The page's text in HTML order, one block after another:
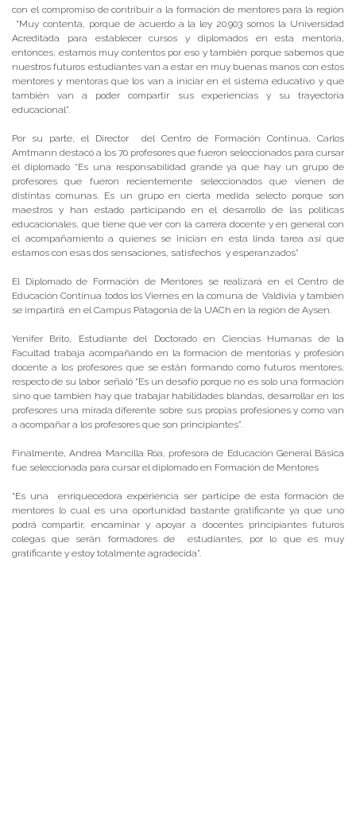
con el compromiso de contribuir a la formación de mentores para la región
“Muy contenta, porque de acuerdo a la ley 20.903 somos la Universidad
Acreditada para establecer cursos y diplomados en esta mentoria,
entonces, estamos muy contentos por eso y también porque sabemos que
nuestros futuros estudiantes van a estar en muy buenas manos con estos
mentores y mentoras que los van a iniciar en el sistema educativo y que
también van a poder compartir sus experiencias y su trayectoria
educacional”.
Por su parte, el Director del Centro de Formación Continua, Carlos
Amtmann destacó a los 70 profesores que fueron seleccionados para cursar
el diplomado “Es una responsabilidad grande ya que hay un grupo de
profesores que fueron recientemente seleccionados que vienen de
distintas comunas. Es un grupo en cierta medida selecto porque son
maestros y han estado participando en el desarrollo de las políticas
educacionales, que tiene que ver con la carrera docente y en general con
el acompañamiento a quienes se inician en esta linda tarea así que
estamos con esas dos sensaciones, satisfechos y esperanzados”
El Diplomado de Formación de Mentores se realizará en el Centro de
Educación Continua todos los Viernes en la comuna de Valdivia y también
se impartirá en el Campus Patagonia de la UACh en la región de Aysen.
Yenifer Brito, Estudiante del Doctorado en Ciencias Humanas de la
Facultad trabaja acompañando en la formación de mentorias y profesión
docente a los profesores que se están formando como futuros mentores,
respecto de su labor señaló “Es un desafío porque no es solo una formación
sino que también hay que trabajar habilidades blandas, desarrollar en los
profesores una mirada diferente sobre sus propias profesiones y como van
a acompañar a los profesores que son principiantes”.
Finalmente, Andrea Mancilla Roa, profesora de Educación General Básica
fue seleccionada para cursar el diplomado en Formación de Mentores
“Es una enriquecedora experiencia ser partícipe de esta formación de
mentores lo cual es una oportunidad bastante gratificante ya que uno
podrá compartir, encaminar y apoyar a docentes principiantes futuros
colegas que serán formadores de estudiantes, por lo que es muy
gratificante y estoy totalmente agradecida”.